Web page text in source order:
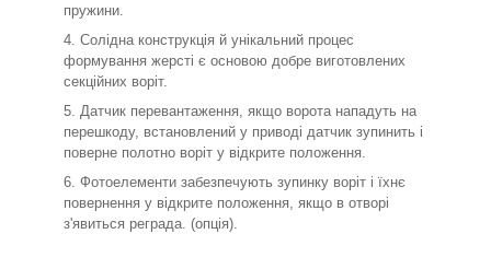
пружини.
Солідна конструкція й унікальний процес
формування жерсті є основою добре виготовлених
секційних воріт.
Датчик перевантаження, якщо ворота нападуть на
перешкоду, встановлений у приводі датчик зупинить і
поверне полотно воріт у відкрите положення.
Фотоелементи забезпечують зупинку воріт і їхнє
повернення у відкрите положення, якщо в отворі
з'явиться реграда. (опція).